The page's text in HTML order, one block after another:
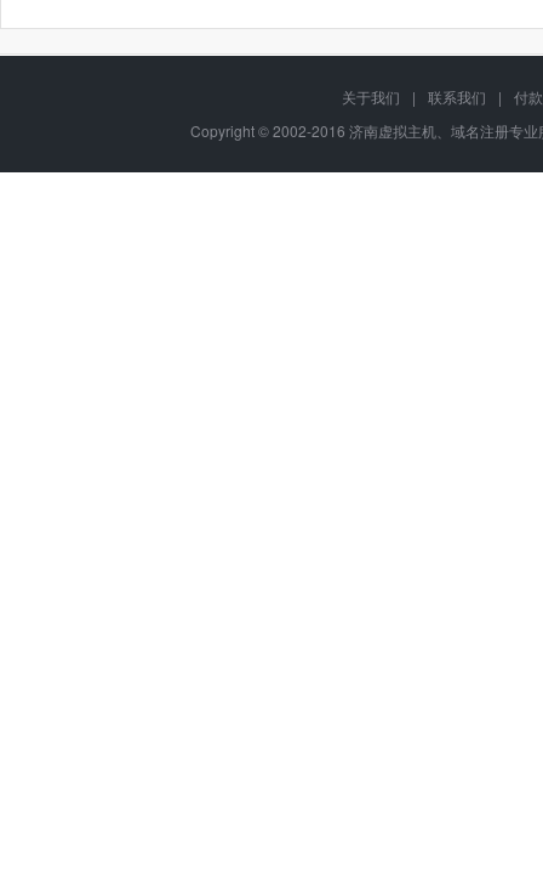
关于我们 | 联系我们 |
付
Copyright © 2002-2016 济南虚拟主机、域名注册专